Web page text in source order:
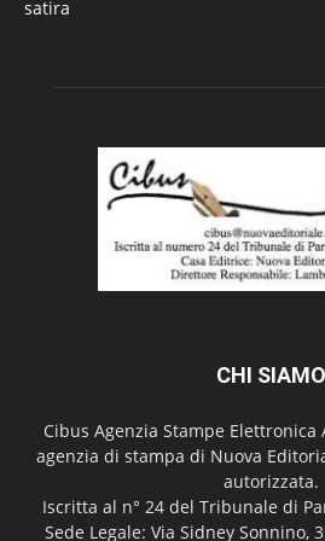
satira
CHI SIAMO
Cibus Agenzia Stampe
agenzia di stampa di Nuova
autorizzata.
Iscritta al n° 24 del Tribunale di
Sede Legale: Via Sidney Sonnino,